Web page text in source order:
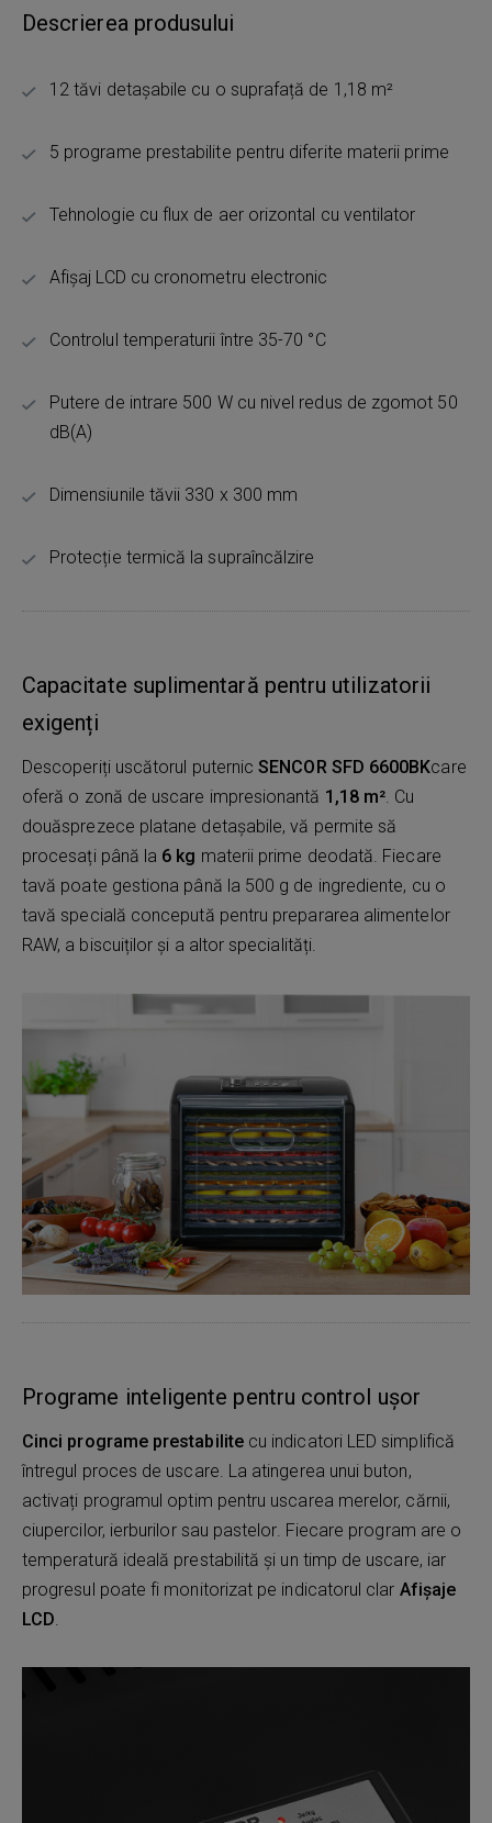
Descrierea produsului
12 tăvi detașabile cu o suprafață de 1,18 m²
5 programe prestabilite pentru diferite materii prime
Tehnologie cu flux de aer orizontal cu ventilator
Afișaj LCD cu cronometru electronic
Controlul temperaturii între 35-70 °C
Putere de intrare 500 W cu nivel redus de zgomot 50
dB(A)
Dimensiunile tăvii 330 x 300 mm
Protecție termică la supraîncălzire
Capacitate suplimentară pentru utilizatorii
exigenți
Descoperiți uscătorul puternicSENCOR SFD 6600BKcare
oferă o zonă de uscare impresionantă 1,18 m². Cu
douăsprezece platane detașabile, vă permite să
procesați până la 6 kg materii prime deodată. Fiecare
tavă poate gestiona până la 500 g de ingrediente, cu o
tavă specială concepută pentru prepararea alimentelor
RAW, a biscuiților și a altor specialități.
Programe inteligente pentru control ușor
Cinci programe prestabilitecu indicatori LED simplifică
întregul proces de uscare. La atingerea unui buton,
activați programul optim pentru uscarea merelor, cărnii,
ciupercilor, ierburilor sau pastelor. Fiecare program are o
temperatură ideală prestabilită și un timp de uscare, iar
progresul poate fi monitorizat pe indicatorul clar Afișaje
LCD.